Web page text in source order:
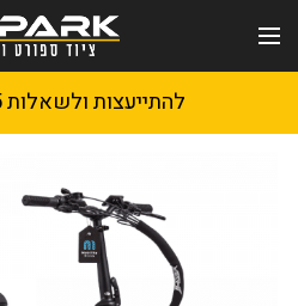
להתייעצות ולשאלות 050-4754705